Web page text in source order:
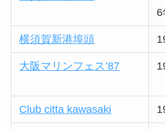
6
横須賀新港埠頭
大阪マリンフェス’87
Club citta kawasaki